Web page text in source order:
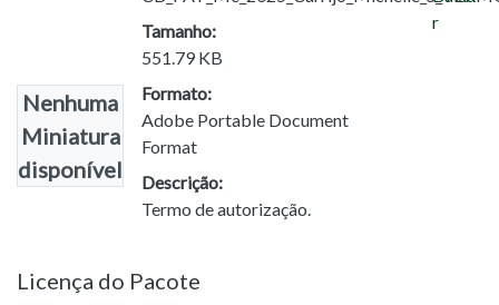
Nenhuma
Miniatura
disponível
Tamanho:
551.79 KB
Formato:
Adobe Portable Document
Format
Descrição:
Termo de autorização.
r
Licença do Pacote